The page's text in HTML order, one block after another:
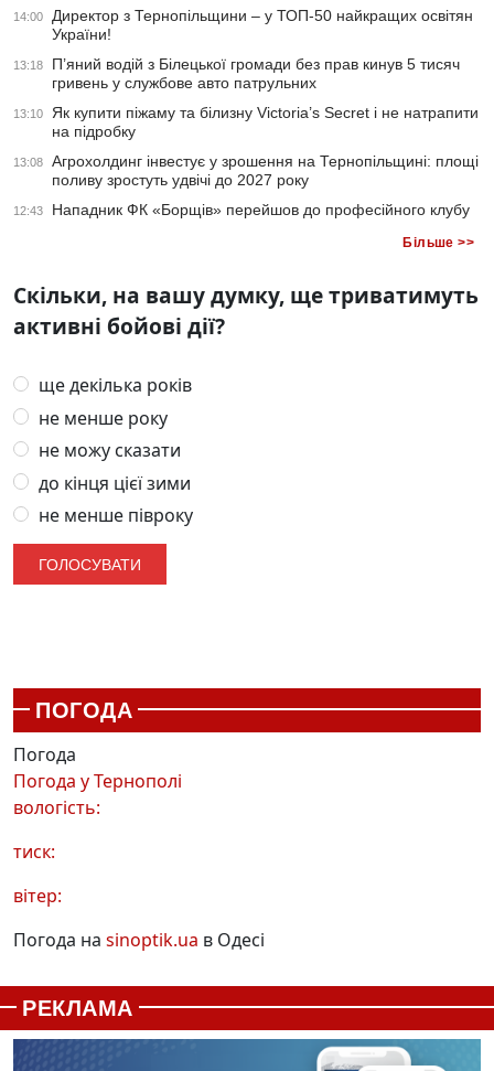
14:00
Директор з Тернопільщини – у ТОП-50 найкращих освітян
України!
13:18
П’яний водій з Білецької громади без прав кинув 5 тисяч
гривень у службове авто патрульних
13:10
Як купити піжаму та білизну Victoria’s Secret і не натрапити
на підробку
13:08
Агрохолдинг інвестує у зрошення на Тернопільщині: площі
поливу зростуть удвічі до 2027 року
12:43 Нападник ФК «Борщів» перейшов до професійного клубу
Більше >>
Скільки, на вашу думку, ще триватимуть
активні бойові дії?
ще декілька років
не менше року
не можу сказати
до кінця цієї зими
не менше півроку
ПОГОДА
Погода
Погода уТернополі
вологість:
тиск:
вітер:
Погода на sinoptik.ua в Одесі
РЕКЛАМА